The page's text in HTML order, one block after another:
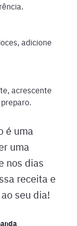
adicione
acrescente
é uma
uma
nos dias
receita e
seu dia!